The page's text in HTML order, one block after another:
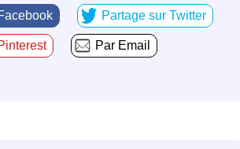
Partage sur Twitter
Par Email